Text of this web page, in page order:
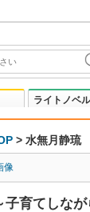
ライトノベ
> 水無月静琉
像
育てしな